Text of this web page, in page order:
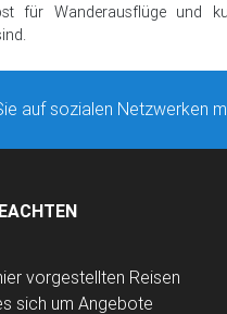
für Wanderausflüge und
auf sozialen Netzwerken
vorgestellten Reisen
sich um Angebote